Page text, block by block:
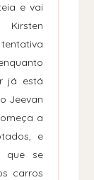
e vai
já está
Jeevan
a
e
que se
carros